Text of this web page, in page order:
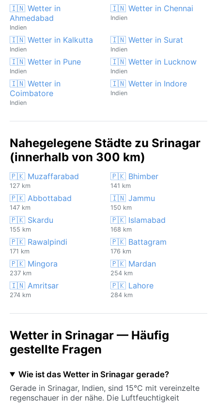
🇮🇳 Wetter in
Ahmedabad
Indien
🇮🇳 Wetter in Chennai
Indien
🇮🇳 Wetter in Kalkutta
Indien
🇮🇳 Wetter in Surat
Indien
🇮🇳 Wetter in Pune
Indien
🇮🇳 Wetter in Lucknow
Indien
🇮🇳 Wetter in
Coimbatore
Indien
🇮🇳 Wetter in Indore
Indien
Nahegelegene Städte zu Srinagar
(innerhalb von 300 km)
🇵🇰 Muzaffarabad
127 km
🇵🇰 Bhimber
141 km
🇵🇰 Abbottabad
147 km
🇮🇳 Jammu
150 km
🇵🇰 Skardu
155 km
🇵🇰 Islamabad
168 km
🇵🇰 Rawalpindi
171 km
🇵🇰 Battagram
176 km
🇵🇰 Mingora
237 km
🇵🇰 Mardan
254 km
🇮🇳 Amritsar
274 km
🇵🇰 Lahore
284 km
Wetter in Srinagar — Häufig
gestellte Fragen
Wie ist das Wetter in Srinagar gerade?
Gerade in Srinagar, Indien, sind 15°C mit vereinzelte
regenschauer in der nähe. Die Luftfeuchtigkeit